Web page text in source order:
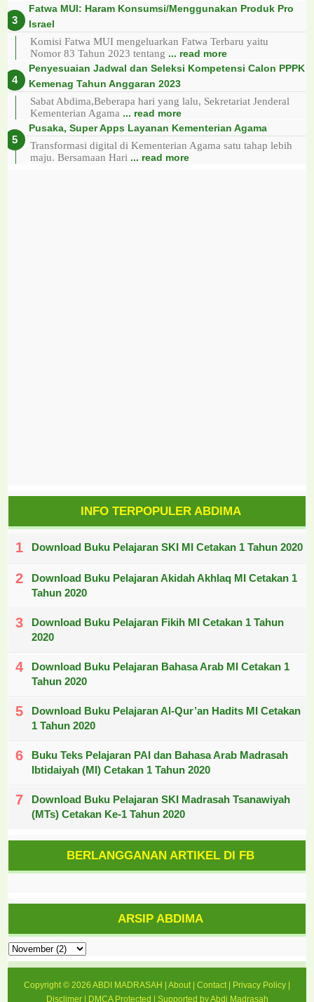
Fatwa MUI: Haram Konsumsi/Menggunakan Produk Pro
Israel
Komisi Fatwa MUI mengeluarkan Fatwa Terbaru yaitu
Nomor 83 Tahun 2023 tentang ... read more
Penyesuaian Jadwal dan Seleksi Kompetensi Calon PPPK
Kemenag Tahun Anggaran 2023
Sabat Abdima,Beberapa hari yang lalu, Sekretariat Jenderal
Kementerian Agama ... read more
Pusaka, Super Apps Layanan Kementerian Agama
Transformasi digital di Kementerian Agama satu tahap lebih
maju. Bersamaan Hari ... read more
INFO TERPOPULER ABDIMA
Download Buku Pelajaran SKI MI Cetakan 1 Tahun 2020
Download Buku Pelajaran Akidah Akhlaq MI Cetakan 1
Tahun 2020
Download Buku Pelajaran Fikih MI Cetakan 1 Tahun
2020
Download Buku Pelajaran Bahasa Arab MI Cetakan 1
Tahun 2020
Download Buku Pelajaran Al-Qur’an Hadits MI Cetakan
1 Tahun 2020
Buku Teks Pelajaran PAI dan Bahasa Arab Madrasah
Ibtidaiyah (MI) Cetakan 1 Tahun 2020
Download Buku Pelajaran SKI Madrasah Tsanawiyah
(MTs) Cetakan Ke-1 Tahun 2020
BERLANGGANAN ARTIKEL DI FB
ARSIP ABDIMA
Copyright © 2026 ABDI MADRASAH About| Contact| Privacy Policy
Disclimer| DMCA Protected | Supported byAbdi Madrasah